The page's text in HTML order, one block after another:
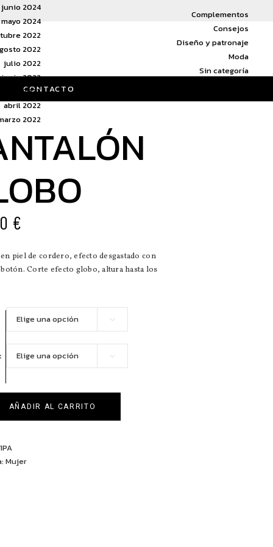
CONTACTO
junio 2024
mayo 2024
2022
2022
julio 2022
junio 2022
mayo 2022
abril 2022
2022
Complementos
Consejos
Diseño y patronaje
Moda
Sin categoría
€
piel de cordero, efecto desgastado con
Corte efecto globo, altura hasta los
Elige una opción
Elige una opción
AÑADIR AL CARRITO
Mujer